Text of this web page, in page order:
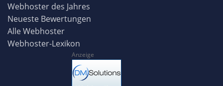
Webhoster des Jahres
Neueste Bewertungen
Alle Webhoster
Webhoster-Lexikon
Anzeige